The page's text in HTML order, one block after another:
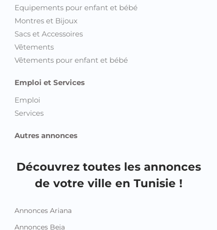
Equipements pour enfant et bébé
Montres et Bijoux
Sacs et Accessoires
Vêtements
Vêtements pour enfant et bébé
Emploi et Services
Emploi
Services
Autres annonces
Découvrez toutes les annonces
de votre ville en Tunisie !
Annonces Ariana
Annonces Beja